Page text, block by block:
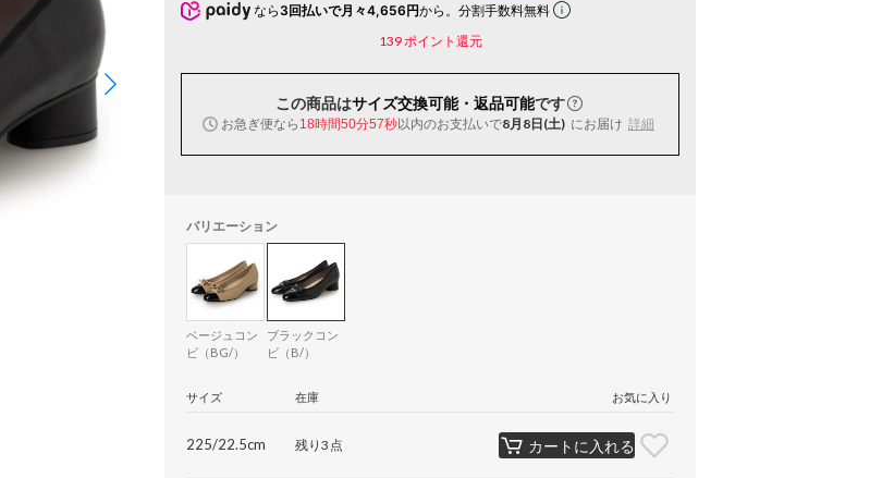
なら 3回払いで月々4,656円から。分割手数料無料
139ポイント還元
この商品はサイズ交換可能・返品可能です
お急ぎ便なら 18時間50分56秒以内のお支払いで8月8日(土) にお届け 詳細
バリエーション
ベージュコン
ビ（BG/）
ブラックコン
ビ（B/）
サイズ 在庫 お気に入り
225/22.5cm 残り3点 カートに入れる